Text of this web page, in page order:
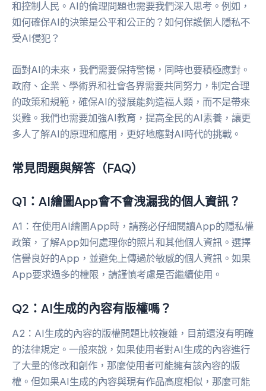
和控制人民。AI的倫理問題也需要我們深入思考。例如，
如何確保AI的決策是公平和公正的？如何保護個人隱私不
受AI侵犯？
面對AI的未來，我們需要保持警惕，同時也要積極應對。
政府、企業、學術界和社會各界需要共同努力，制定合理
的政策和規範，確保AI的發展能夠造福人類，而不是帶來
災難。我們也需要加強AI教育，提高全民的AI素養，讓更
多人了解AI的原理和應用，更好地應對AI時代的挑戰。
常見問題與解答（FAQ）
Q1：AI繪圖App會不會洩漏我的個人資訊？
A1：在使用AI繪圖App時，請務必仔細閱讀App的隱私權
政策，了解App如何處理你的照片和其他個人資訊。選擇
信譽良好的App，並避免上傳過於敏感的個人資訊。如果
App要求過多的權限，請謹慎考慮是否繼續使用。
Q2：AI生成的內容有版權嗎？
A2：AI生成的內容的版權問題比較複雜，目前還沒有明確
的法律規定。一般來說，如果使用者對AI生成的內容進行
了大量的修改和創作，那麼使用者可能擁有該內容的版
權。但如果AI生成的內容與現有作品高度相似，那麼可能